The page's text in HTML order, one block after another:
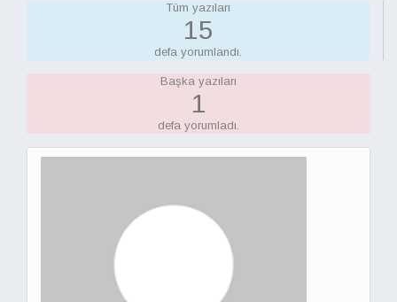
Tüm yazıları
15
defa yorumlandı.
Başka yazıları
1
defa yorumladı.